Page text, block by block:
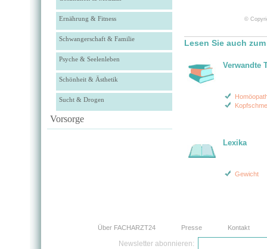
Ernährung & Fitness
Schwangerschaft & Familie
Psyche & Seelenleben
Schönheit & Ästhetik
Sucht & Drogen
Vorsorge
©
Lesen Sie auch
Verwandte
Lexika
Gewicht
Über FACHARZT24 Presse Kontakt
Newsletter abonnieren: